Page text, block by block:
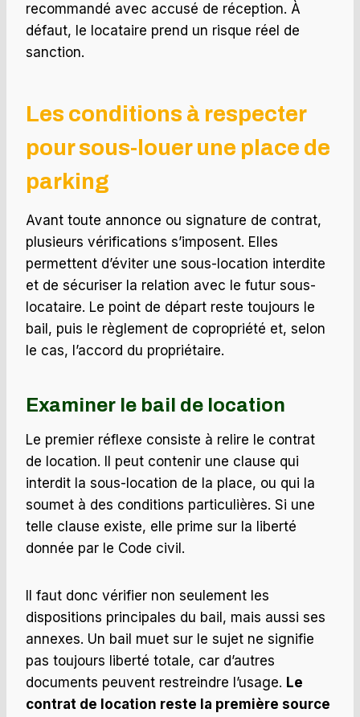
recommandé avec accusé de réception. À
défaut, le locataire prend un risque réel de
sanction.
Les conditions à respecter
pour sous-louer une place de
parking
Avant toute annonce ou signature de contrat,
plusieurs vérifications s’imposent. Elles
permettent d’éviter une sous-location interdite
et de sécuriser la relation avec le futur sous-
locataire. Le point de départ reste toujours le
bail, puis le règlement de copropriété et, selon
le cas, l’accord du propriétaire.
Examiner le bail de location
Le premier réflexe consiste à relire le contrat
de location. Il peut contenir une clause qui
interdit la sous-location de la place, ou qui la
soumet à des conditions particulières. Si une
telle clause existe, elle prime sur la liberté
donnée par le Code civil.
Il faut donc vérifier non seulement les
dispositions principales du bail, mais aussi ses
annexes. Un bail muet sur le sujet ne signifie
pas toujours liberté totale, car d’autres
documents peuvent restreindre l’usage. Le
contrat de location reste la première source